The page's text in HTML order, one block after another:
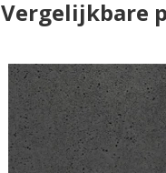
Vergelijkbare